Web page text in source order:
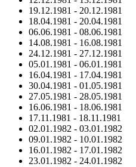
19.12.1981 - 20.12.1981
18.04.1981 - 20.04.1981
06.06.1981 - 08.06.1981
14.08.1981 - 16.08.1981
24.12.1981 - 27.12.1981
05.01.1981 - 06.01.1981
16.04.1981 - 17.04.1981
30.04.1981 - 01.05.1981
27.05.1981 - 28.05.1981
16.06.1981 - 18.06.1981
17.11.1981 - 18.11.1981
02.01.1982 - 03.01.1982
09.01.1982 - 10.01.1982
16.01.1982 - 17.01.1982
23.01.1982 - 24.01.1982